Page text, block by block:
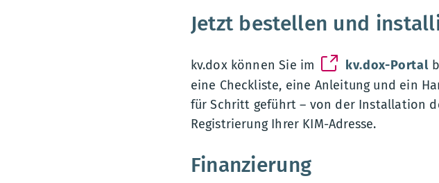
Jetzt bestellen und
kv.dox können Sie im kv.dox-Portal
eine Checkliste, eine Anleitung und ein
für Schritt geführt – von der Installation
Registrierung Ihrer KIM-Adresse.
Finanzierung